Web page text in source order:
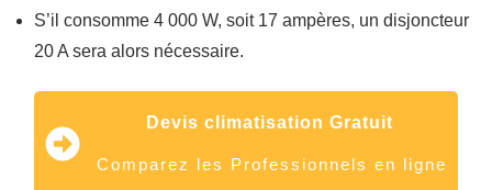
S’il consomme 4 000 W, soit 17 ampères, un disjoncteur
20 A sera alors nécessaire.
Devis climatisation Gratuit
Comparez les Professionnels en ligne